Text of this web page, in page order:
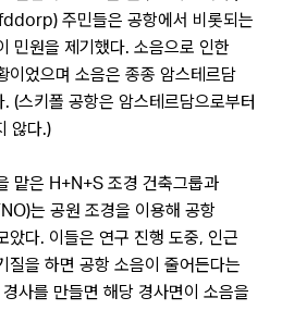
주민들은 공항에서 비롯되는
민원을 제기했다. 소음으로 인한
이었으며 소음은 종종 암스테르담
(스키폴 공항은 암스테르담으로부터
않다.)
맡은 H+N+S 조경 건축그룹과
는 공원 조경을 이용해 공항
았다. 이들은 연구 진행 도중, 인근
질을 하면 공항 소음이 줄어든다는
사를 만들면 해당 경사면이 소음을